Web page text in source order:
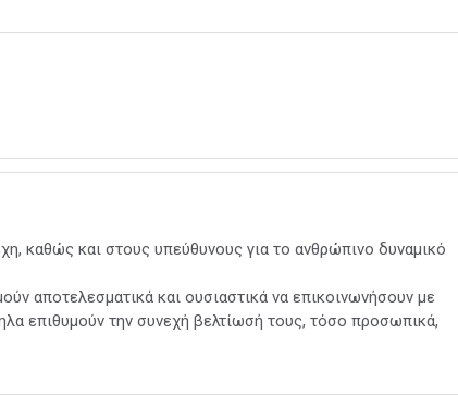
καθώς και στους υπεύθυνους για το ανθρώπινο δυναμικό
αποτελεσματικά και ουσιαστικά να επικοινωνήσουν με
επιθυμούν την συνεχή βελτίωσή τους, τόσο προσωπικά,